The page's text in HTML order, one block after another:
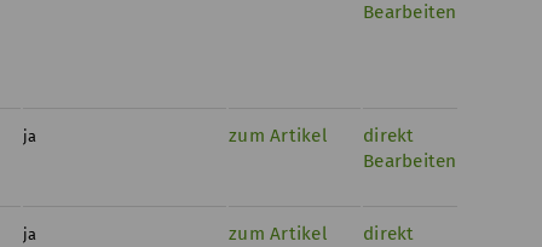
Bearbeiten
ja zum Artikel
direkt
Bearbeiten
ja zum Artikel
direkt